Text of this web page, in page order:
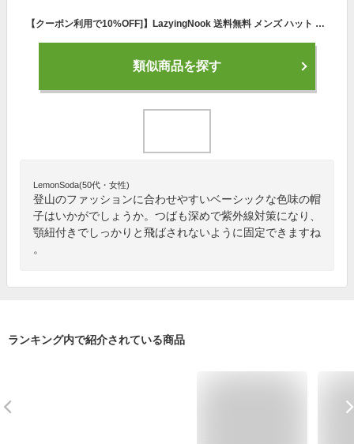
【クーポン利用で10%OFF]】LazyingNook 送料無料 メンズ ハット 大人 UV 折りたたみ 帽子 メッシュ アウトドア フィッシングハット テンガロンハット サファリハット登山帽子 釣り帽子 日焼け止め 通気 マスク 軽量 サイズ調節可 春秋着用可能
類似商品を探す
LemonSoda(50代・女性)
登山のファッションに合わせやすいベーシックな色味の帽
子はいかがでしょうか。つばも深めで紫外線対策になり、
顎紐付きでしっかりと飛ばされないように固定できますね
。
ランキング内で紹介されている商品